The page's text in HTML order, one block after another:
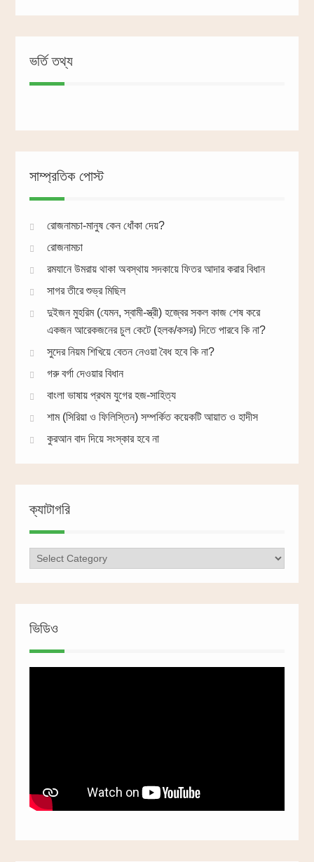
ভর্তি তথ্য
সাম্প্রতিক পোস্ট
রোজনামচা-মানুষ কেন ধোঁকা দেয়?
রোজনামচা
রমযানে উমরায় থাকা অবস্থায় সদকায়ে ফিতর আদার করার বিধান
সাগর তীরে শুভ্র মিছিল
দুইজন মুহরিম (যেমন, স্বামী-স্ত্রী) হজ্বের সকল কাজ শেষ করে
একজন আরেকজনের চুল কেটে (হলক/কসর) দিতে পারবে কি না?
সুদের নিয়ম শিখিয়ে বেতন নেওয়া বৈধ হবে কি না?
গরু বর্গা দেওয়ার বিধান
বাংলা ভাষায় প্রথম যুগের হজ-সাহিত্য
শাম (সিরিয়া ও ফিলিস্তিন) সম্পর্কিত কয়েকটি আয়াত ও হাদীস
কুরআন বাদ দিয়ে সংস্কার হবে না
ক্যাটাগরি
ক্যাটাগরি
ভিডিও